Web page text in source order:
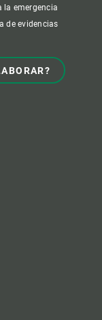
la emergencia
de evidencias